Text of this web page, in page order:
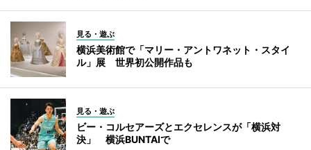
見る・遊ぶ
横浜美術館で「マリー・アントワネット・スタイ
ル」展 世界初公開作品も
見る・遊ぶ
ビー・コルセアーズとエクセレンスが「横浜対
決」 横浜BUNTAIで